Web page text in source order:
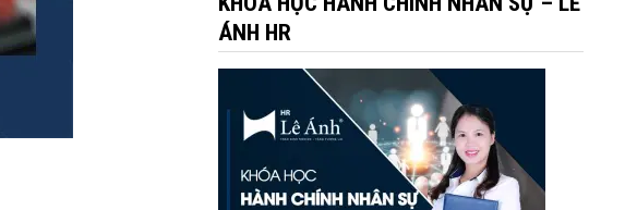
ÁNH HR